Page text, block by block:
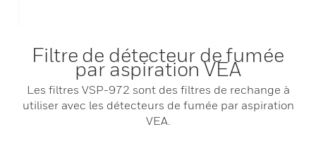
Filtre de détecteur de fumée
par aspiration VEA
Les filtres VSP-972 sont des filtres de rechange à
utiliser avec les détecteurs de fumée par aspiration
VEA.